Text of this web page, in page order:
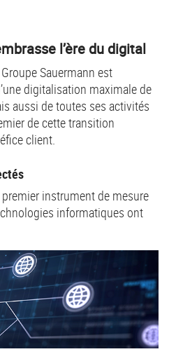
l’ère du digital
Sauermann est
digitalisation maximale de
aussi de toutes ses activités
de cette transition
client.
instrument de mesure
informatiques ont